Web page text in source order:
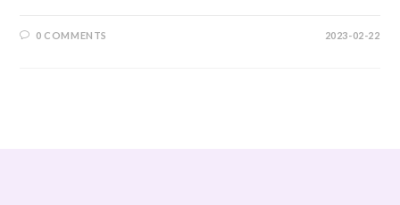
0 COMMENTS 2023-02-22